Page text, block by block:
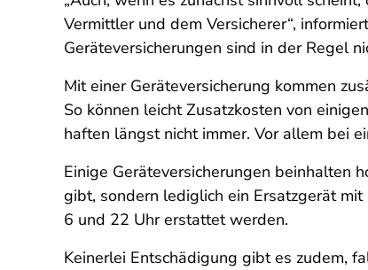
Vermittler und dem Versicherer“,
Geräteversicherungen sind in der Regel
Mit einer Geräteversicherung kommen
So können leicht Zusatzkosten von
haften längst nicht immer. Vor allem bei
Einige Geräteversicherungen beinhalten
gibt, sondern lediglich ein Ersatzgerät
6 und 22 Uhr erstattet werden.
Keinerlei Entschädigung gibt es zudem,